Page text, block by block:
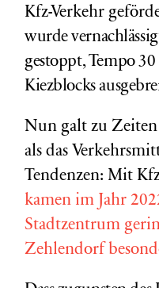
Kfz-Verkehr
wurde
gestoppt, Tempo
Kiezblocks
Nun galt zu
als das
Tendenzen: Mit
kamen im Jahr
Stadtzentrum
Zehlendorf